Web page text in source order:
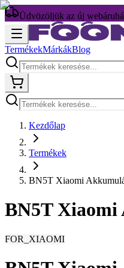
Üdvözöljük az új
TermékekMárkákBlog
Kezdőlap
Termékek
BN5T Xiaomi
BN5T
FOR_XIAOMI